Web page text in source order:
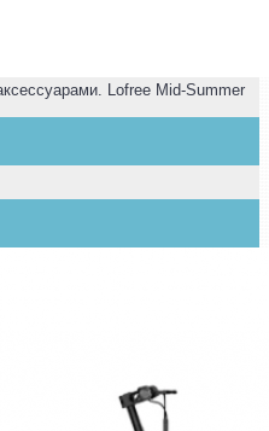
Lofree Mid-Summer